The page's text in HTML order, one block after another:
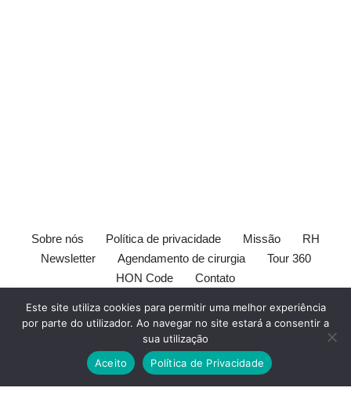
Sobre nós Política de privacidade Missão
RH
Newsletter
Agendamento de cirurgia
Tour 360
HON Code
Contato
[elfsight_whatsapp_chat id="1"]
Este site é orientado ao publico leigo. Este site e seu conteúdo
são somente de intento informativo e pode não ser adequado a
todos usuários. O conteúdo deste site não substitui o
Todos devem sempre consultar seumédicoantes de tomar
Receba
Dicas
Este site utiliza cookies para permitir uma melhor experiência
por parte do utilizador. Ao navegar no site estará a consentir a
sua utilização
Aceito
Política de Privacidade